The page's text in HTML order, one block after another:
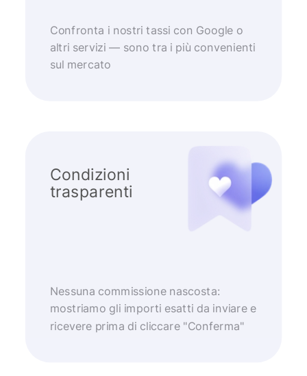
Confronta i nostri tassi con Google o
altri servizi — sono tra i più convenienti
sul mercato
Condizioni
trasparenti
Nessuna commissione nascosta:
mostriamo gli importi esatti da inviare e
ricevere prima di cliccare "Conferma"